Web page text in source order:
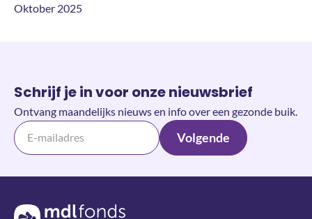
Oktober 2025
Schrijf je in voor onze nieuwsbrief
Ontvang maandelijks nieuws en info over een gezonde buik.
Volgende
Terug naar de homepage